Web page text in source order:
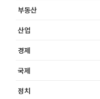
부동산
산업
경제
국제
정치